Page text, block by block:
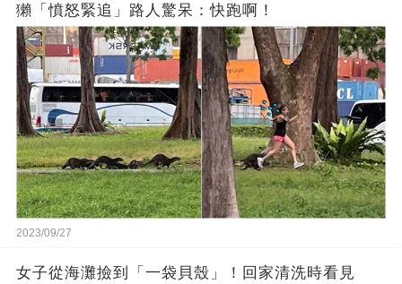
獺「憤怒緊追」路人驚呆：快跑啊！
2023/09/27
女子從海灘撿到「一袋貝殼」！回家清洗時看見